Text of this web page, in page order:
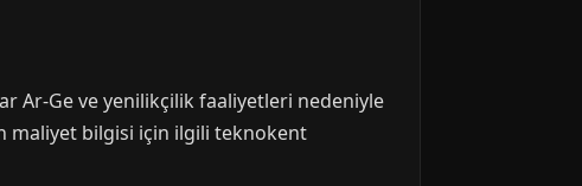
Ar-Ge ve yenilikçilik faaliyetleri nedeniyle
maliyet bilgisi için ilgili teknokent